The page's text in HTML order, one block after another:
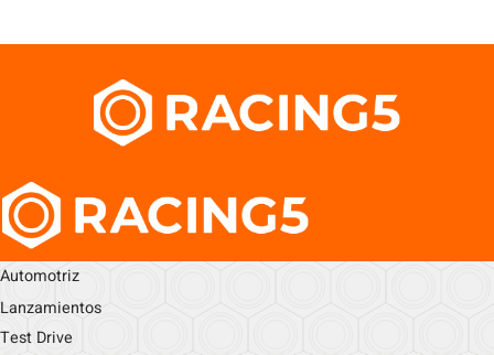
Automotriz
Lanzamientos
Test Drive